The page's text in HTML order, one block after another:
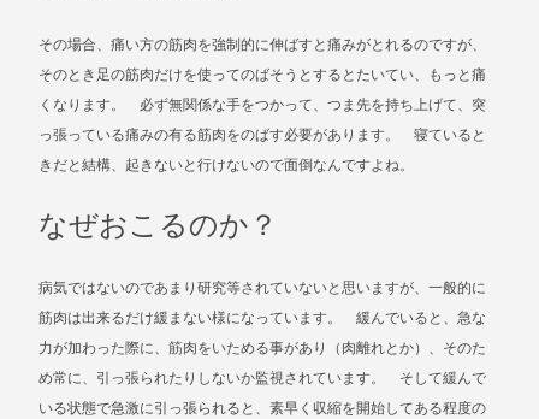
その場合、痛い方の筋肉を強制的に伸ばすと痛みがとれるのですが、
そのとき足の筋肉だけを使ってのばそうとするとたいてい、もっと痛
くなります。 必ず無関係な手をつかって、つま先を持ち上げて、突
っ張っている痛みの有る筋肉をのばす必要があります。 寝ていると
きだと結構、起きないと行けないので面倒なんですよね。
なぜおこるのか？
病気ではないのであまり研究等されていないと思いますが、一般的に
筋肉は出来るだけ緩まない様になっています。 緩んでいると、急な
力が加わった際に、筋肉をいためる事があり（肉離れとか）、そのた
め常に、引っ張られたりしないか監視されています。 そして緩んで
いる状態で急激に引っ張られると、素早く収縮を開始してある程度の